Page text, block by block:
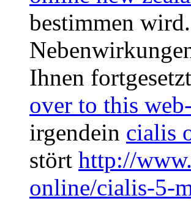
bestimmen
Ihnen
over to this
irgendein cialis
stört http://
online/cialis-5-